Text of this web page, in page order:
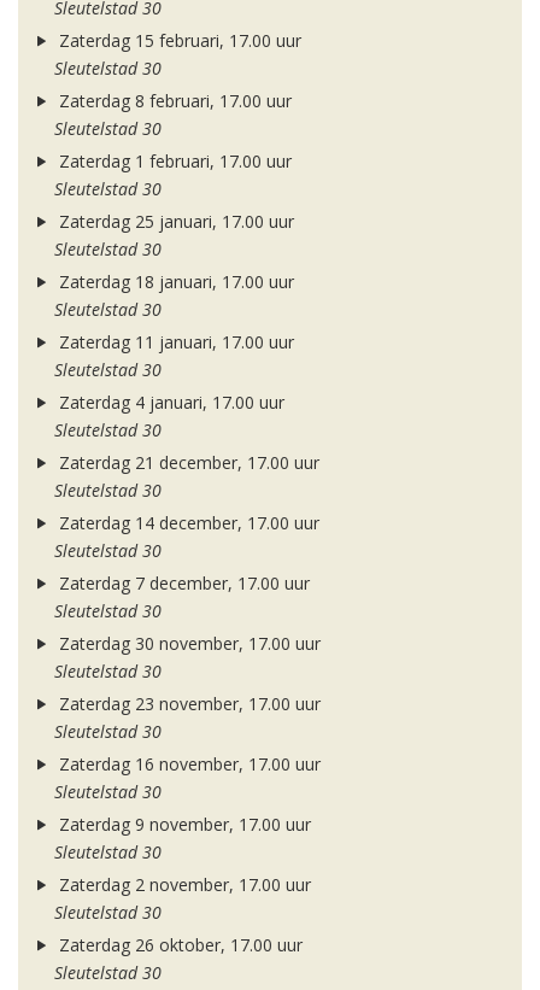
Sleutelstad 30
Zaterdag 15 februari, 17.00 uur
Sleutelstad 30
Zaterdag 8 februari, 17.00 uur
Sleutelstad 30
Zaterdag 1 februari, 17.00 uur
Sleutelstad 30
Zaterdag 25 januari, 17.00 uur
Sleutelstad 30
Zaterdag 18 januari, 17.00 uur
Sleutelstad 30
Zaterdag 11 januari, 17.00 uur
Sleutelstad 30
Zaterdag 4 januari, 17.00 uur
Sleutelstad 30
Zaterdag 21 december, 17.00 uur
Sleutelstad 30
Zaterdag 14 december, 17.00 uur
Sleutelstad 30
Zaterdag 7 december, 17.00 uur
Sleutelstad 30
Zaterdag 30 november, 17.00 uur
Sleutelstad 30
Zaterdag 23 november, 17.00 uur
Sleutelstad 30
Zaterdag 16 november, 17.00 uur
Sleutelstad 30
Zaterdag 9 november, 17.00 uur
Sleutelstad 30
Zaterdag 2 november, 17.00 uur
Sleutelstad 30
Zaterdag 26 oktober, 17.00 uur
Sleutelstad 30